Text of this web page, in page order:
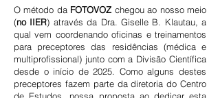
O método da FOTOVOZ chegou ao nosso meio
(no IIER) através da Dra. Giselle B. Klautau, a
qual vem coordenando oficinas e treinamentos
para preceptores das residências (médica e
multiprofissional) junto com a Divisão Científica
desde o início de 2025. Como alguns destes
preceptores fazem parte da diretoria do Centro